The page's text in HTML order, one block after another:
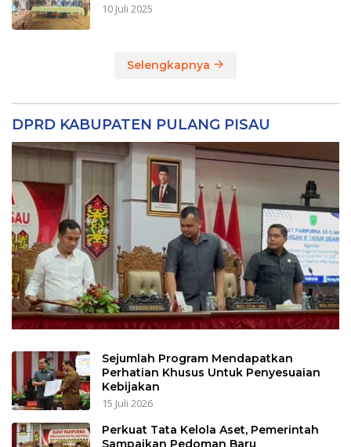
10 Juli 2025
Selengkapnya
DPRD KABUPATEN PULANG PISAU
Sejumlah Program Mendapatkan
Perhatian Khusus Untuk Penyesuaian
Kebijakan
15 Juli 2026
Perkuat Tata Kelola Aset, Pemerintah
Sampaikan Pedoman Baru